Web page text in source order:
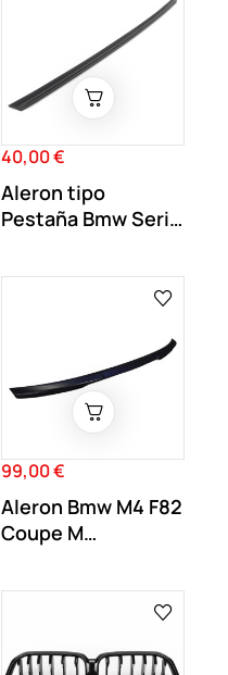
Precio
40,00 €
Aleron tipo
Pestaña Bmw Serie
Precio
99,00 €
Aleron Bmw M4 F82
Coupe M